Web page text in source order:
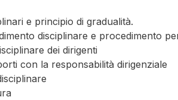
e principio di gradualità.
disciplinare e procedimento
dei dirigenti
con la responsabilità dirigenziale